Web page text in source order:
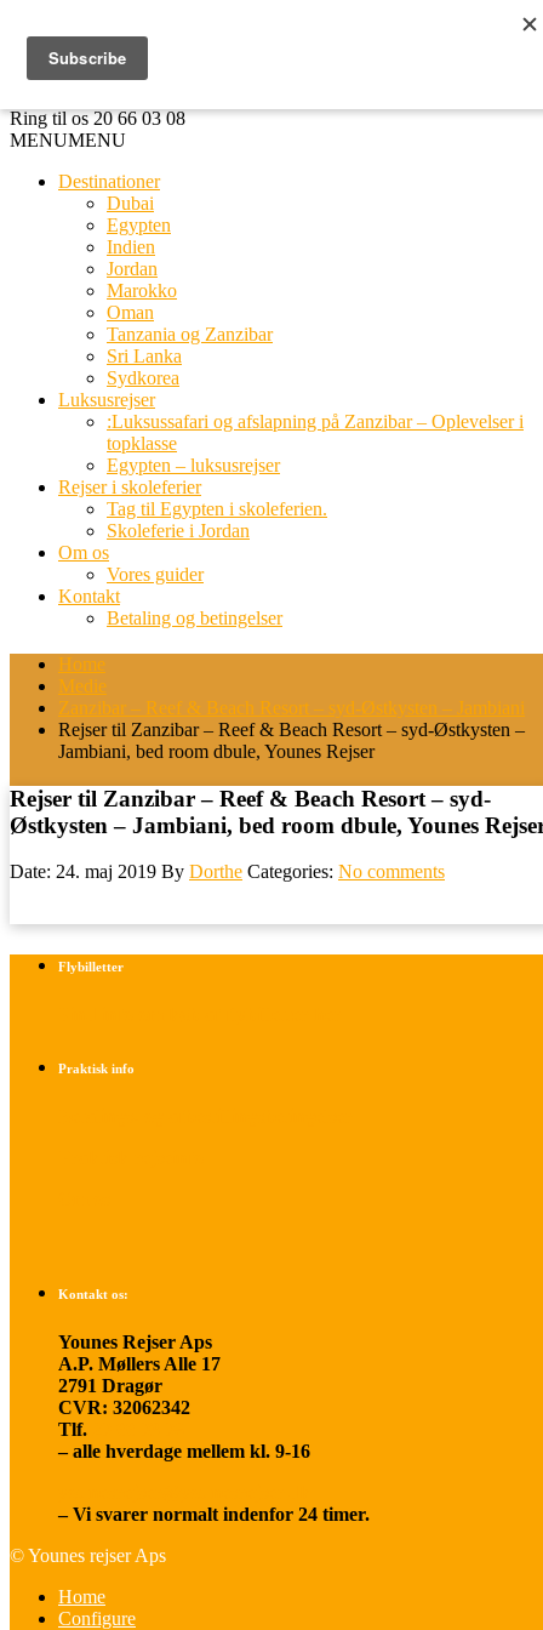
Ring til os 20 66 03 08
MENUMENU
Destinationer
Dubai
Egypten
Indien
Jordan
Marokko
Oman
Tanzania og Zanzibar
Sri Lanka
Sydkorea
Luksusrejser
:Luksussafari og afslapning på Zanzibar – Oplevelser i
topklasse
Egypten – luksusrejser
Rejser i skoleferier
Tag til Egypten i skoleferien.
Skoleferie i Jordan
Om os
Vores guider
Kontakt
Betaling og betingelser
Home
Medie
Zanzibar – Reef & Beach Resort – syd-Østkysten – Jambiani
Rejser til Zanzibar – Reef & Beach Resort – syd-Østkysten –
Jambiani, bed room dbule, Younes Rejser
Rejser til Zanzibar – Reef & Beach Resort – syd-
Østkysten – Jambiani, bed room dbule, Younes
Date: 24. maj 2019 By Dorthe Categories: No comments
Flybilletter
Praktisk info
Kontakt os:
Younes Rejser Aps
A.P. Møllers Alle 17
2791 Dragør
CVR: 32062342
Tlf.
– alle hverdage mellem kl. 9-16
– Vi svarer normalt indenfor 24 timer.
© Younes rejser Aps
Home
Configure